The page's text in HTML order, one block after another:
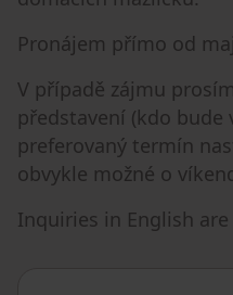
Pronájem přímo od
V případě zájmu
představení (kdo bude
preferovaný termín
obvykle možné o
Inquiries in English